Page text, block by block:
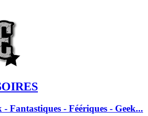
Fantastiques - Féériques - Geek...